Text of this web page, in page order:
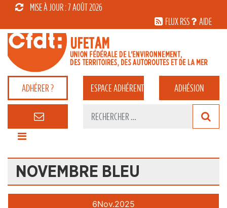
MISE À JOUR : 7 AOÛT 2026
FLUX RSS
AIDE
ADHÉRER ? ESPACEADHÉRENT ADHÉSION
NOVEMBRE BLEU
6Nov.2025